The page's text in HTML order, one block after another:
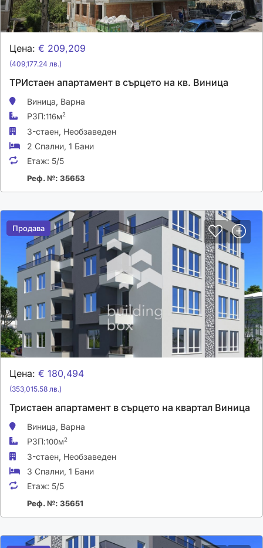
Цена: € 209,209
(409,177.24 лв.)
ТРИстаен апартамент в сърцето на кв. Виница
Виница, Варна
РЗП:116м2
3-стаен, Необзаведен
2 Спални, 1 Бани
Етаж: 5/5
Реф. №: 35653
Продава
Продава
Цена: € 180,494
(353,015.58 лв.)
Тристаен апартамент в сърцето на квартал Виница
Виница, Варна
РЗП:100м2
3-стаен, Необзаведен
3 Спални, 1 Бани
Етаж: 5/5
Реф. №: 35651